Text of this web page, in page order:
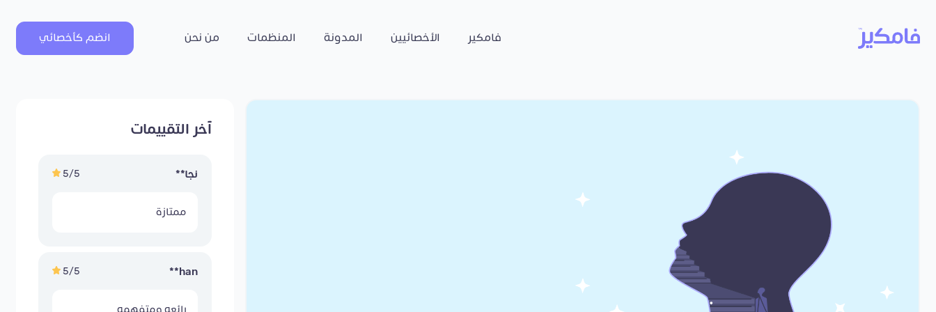
فامكير الأخصائيين المدونة المنظمات من نحن انضم كأخصائي
آخر التقييمات
نجا** 5/5
ممتازة
han**
5/5